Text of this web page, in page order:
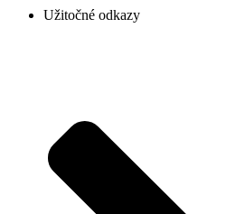
Užitočné odkazy